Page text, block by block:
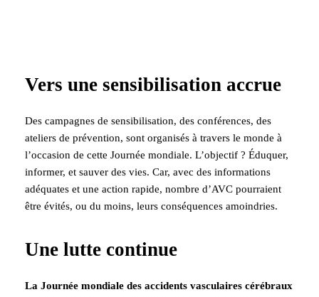
Vers une sensibilisation accrue
Des campagnes de sensibilisation, des conférences, des
ateliers de prévention, sont organisés à travers le monde à
l’occasion de cette Journée mondiale. L’objectif ? Éduquer,
informer, et sauver des vies. Car, avec des informations
adéquates et une action rapide, nombre d’AVC pourraient
être évités, ou du moins, leurs conséquences amoindries.
Une lutte continue
La Journée mondiale des accidents vasculaires cérébraux